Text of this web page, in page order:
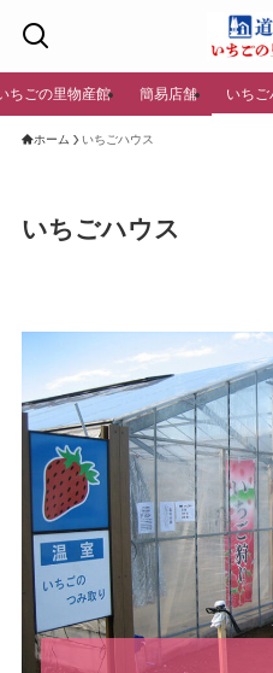
ちごの里物産館 簡易店舗 いち
ホーム いちごハウス
いちごハウス